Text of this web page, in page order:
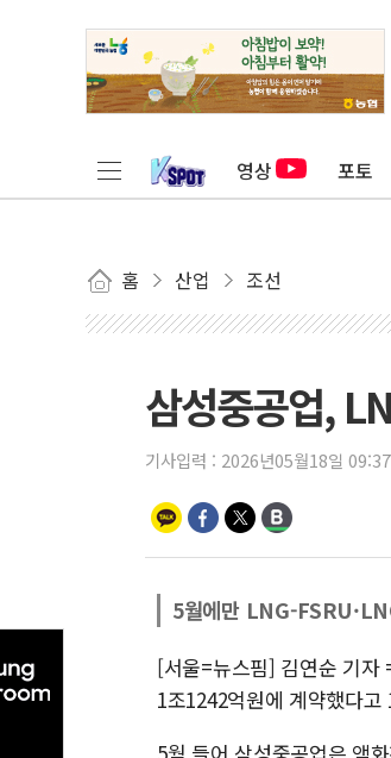
영상 포토
홈 산업 조선
삼성중공업,
기사입력 : 2026년05월18일 09:37
5월에만 LNG-
[서울=뉴스핌] 김연순 기자
1조1242억원에 계약했다고